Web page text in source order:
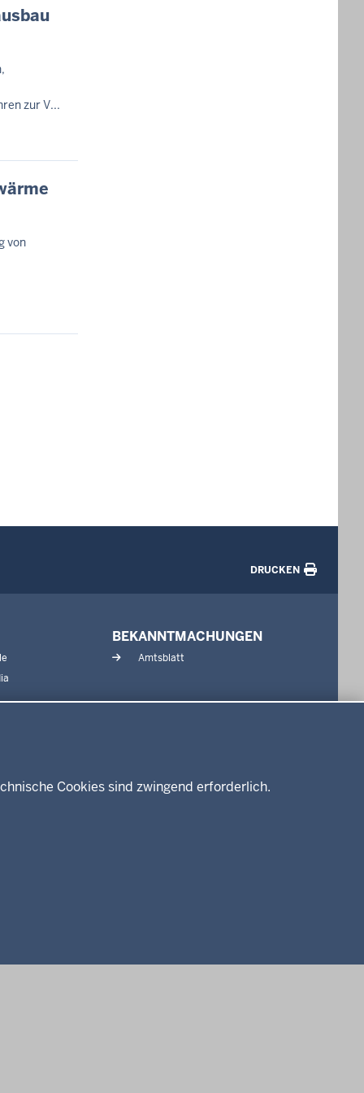
Cookies sind zwingend erforderlich.
zur V...
von
DRUCKEN
BEKANNTMACHUNGEN
Amtsblatt